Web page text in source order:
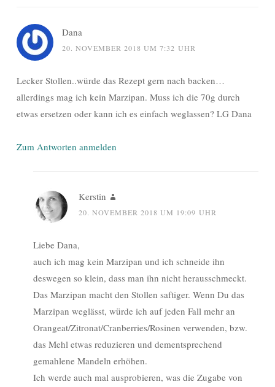
Dana
20. NOVEMBER 2018 UM 7:32 UHR
Lecker Stollen..würde das Rezept gern nach backen…
allerdings mag ich kein Marzipan. Muss ich die 70g durch
etwas ersetzen oder kann ich es einfach weglassen? LG Dana
Zum Antworten anmelden
Kerstin
20. NOVEMBER 2018 UM 19:09 UHR
Liebe Dana,
auch ich mag kein Marzipan und ich schneide ihn
deswegen so klein, dass man ihn nicht herausschmeckt.
Das Marzipan macht den Stollen saftiger. Wenn Du das
Marzipan weglässt, würde ich auf jeden Fall mehr an
Orangeat/Zitronat/Cranberries/Rosinen verwenden, bzw.
das Mehl etwas reduzieren und dementsprechend
gemahlene Mandeln erhöhen.
Ich werde auch mal ausprobieren, was die Zugabe von